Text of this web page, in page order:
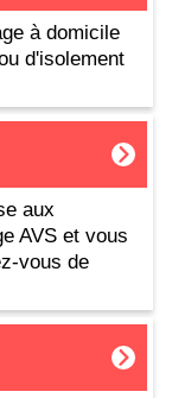
à domicile
d'isolement
aux
AVS et vous
vous de